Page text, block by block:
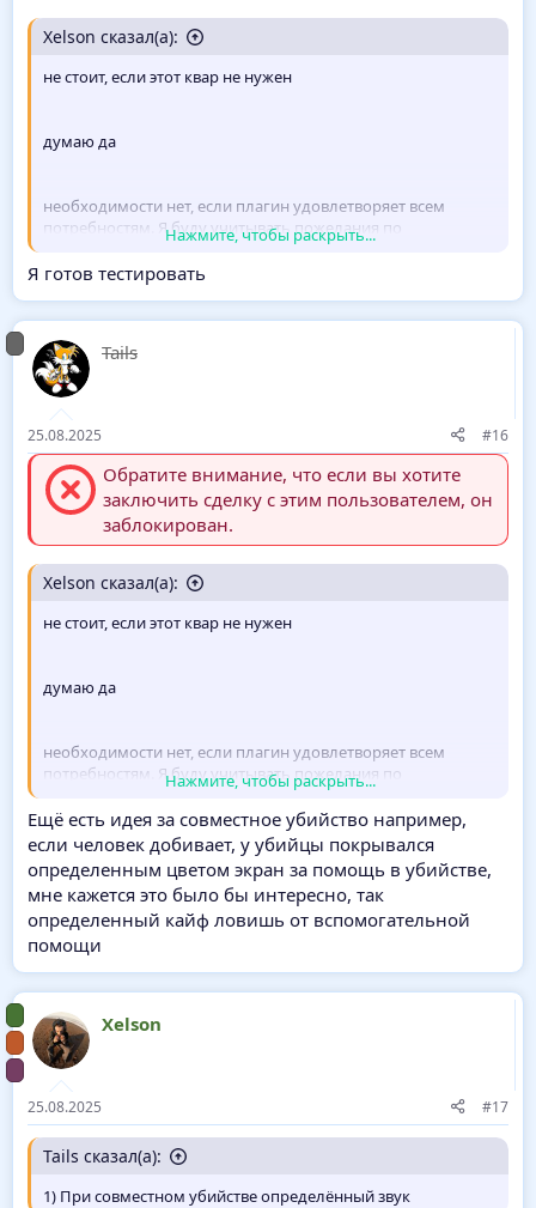
Xelson сказал(а):
не стоит, если этот квар не нужен
думаю да
необходимости нет, если плагин удовлетворяет всем
потребностям. Я буду учитывать пожелания по
добавлению новой функциональности в плагин, но если
это будет не времязатратно для меня и если будет
инициатива со стороны, чтобы кто-то тестировал новую
Нажмите, чтобы раскрыть...
Я готов тестировать
Tails
25.08.2025 #16
Обратите внимание, что если вы хотите
заключить сделку с этим пользователем, он
заблокирован.
Xelson сказал(а):
не стоит, если этот квар не нужен
думаю да
необходимости нет, если плагин удовлетворяет всем
потребностям. Я буду учитывать пожелания по
добавлению новой функциональности в плагин, но если
это будет не времязатратно для меня и если будет
инициатива со стороны, чтобы кто-то тестировал новую
функциональность
Нажмите, чтобы раскрыть...
Ещё есть идея за совместное убийство например,
если человек добивает, у убийцы покрывался
определенным цветом экран за помощь в убийстве,
мне кажется это было бы интересно, так
определенный кайф ловишь от вспомогательной
помощи
Xelson
25.08.2025 #17
Tails сказал(а):
1) При совместном убийстве определённый звук